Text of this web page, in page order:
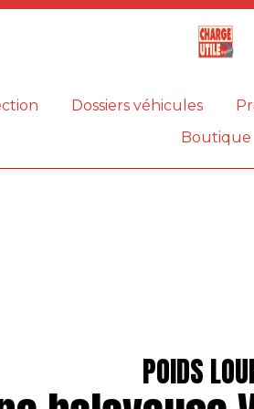
Dossiers véhicules
Boutique
POIDS